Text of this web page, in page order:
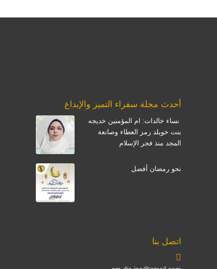
أحدث مجلة سفراء التميز والإبداع
نساء خالدات: ام المؤمنين خديجه
بنت خويلد رمز العطاء وصانعة
المجد منذ فجر الإسلام
نحو رمضان أفضل
اتصل بنا